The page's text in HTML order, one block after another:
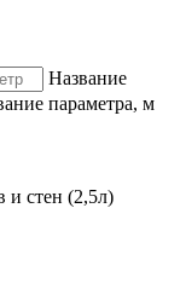
Название
параметра, м
и стен (2,5л)